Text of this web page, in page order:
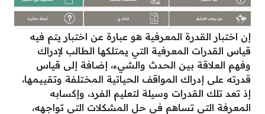
إن اختبار القدرة المعرفية هو عبارة عن اختبار يتم فيه
قياس القدرات المعرفية التي يمتلكها الطالب لإدراك
وفهم العلاقة بين الحدث والشيء، إضافة إلى قياس
قدرته على إدراك المواقف الحياتية المختلفة وتقييمها،
إذ تعد تلك القدرات وسيلة لتعليم الفرد، وإكسابه
المعرفة التي تساهم في حل المشكلات التي تواجهه،